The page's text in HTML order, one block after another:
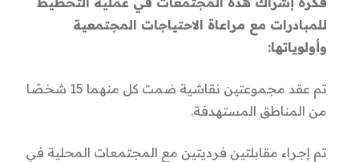
متدرب/ـة و 17 متطوع/ـة.
3 فيديوهات توثق كل دورة تدريبية من الدورات
التدريبية الثلاث المنفذة ضمن المشروع مع أنشطة
للمبادرات مع مراعاة الاحتياجات المجتمعية
وأولوياتها:
تم عقد مجموعتين نقاشية ضمت كل منهما 15 شخصًا
من المناطق المستهدفة.
تم إجراء مقابلتين فرديتين مع المجتمعات المحلية في